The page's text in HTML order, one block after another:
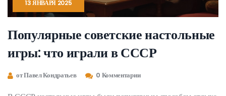
13 ЯНВАРЯ 2025
Популярные советские настольные
игры: что играли в СССР
от Павел Кондратьев 0 Комментарии